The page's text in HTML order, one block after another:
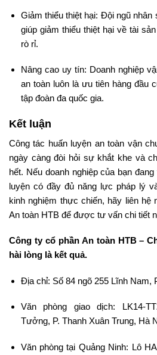
Giảm thiểu thiệt hại: Đội ngũ
giúp giảm thiểu thiệt hại về tài
rò rỉ.
Nâng cao uy tín: Doanh nghiệp
an toàn luôn là ưu tiên hàng đầu
tập đoàn đa quốc gia.
Kết luận
Công tác huấn luyện an toàn vận
ngày càng đòi hỏi sự khắt khe và
hết. Nếu doanh nghiệp của bạn
luyện có đầy đủ năng lực pháp lý
kinh nghiệm thực chiến, hãy liên hệ
An toàn HTB để được tư vấn chi tiết
Công ty cổ phần An toàn HTB –
hài lòng là kết quả.
Địa chỉ: Số 84 ngõ 255 Lĩnh Nam,
Văn phòng giao dịch: LK14-
Tưởng, P. Thanh Xuân Trung, Hà
Văn phòng tại Quảng Ninh: Lô